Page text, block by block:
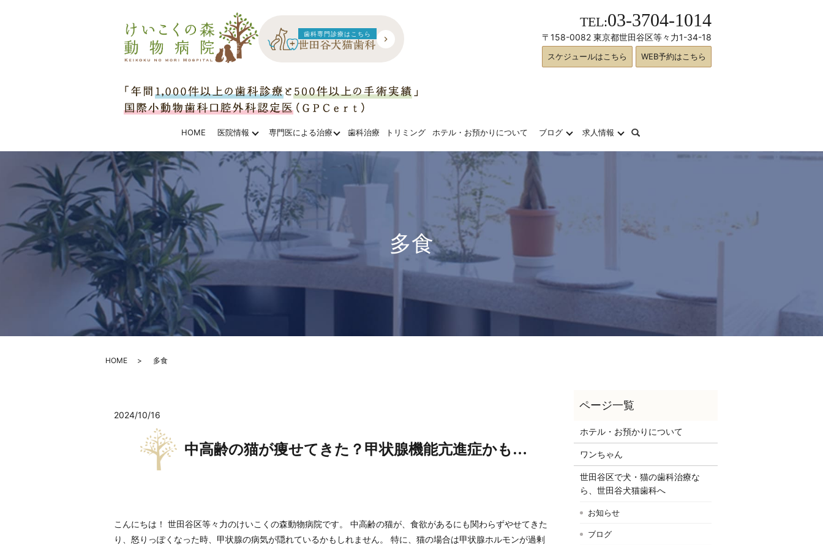
歯科専門診療はこちら
TEL:03-3704-1014
〒158-0082 東京都世田谷区等々力1-34-18
スケジュールはこちら WEB予約はこちら
HOME 医院情報 専門医による治療 歯科治療 トリミング ホテル・お預かりについて ブログ 求人情報
多食
HOME 多食
2024/10/16
中高齢の猫が痩せてきた？甲状腺機能亢進症かも…
こんにちは！ 世田谷区等々力のけいこくの森動物病院です。 中高齢の猫が、食欲があるにも関わらずやせてきた
り、怒りっぽくなった時、甲状腺の病気が隠れているかもしれません。 特に、猫の場合は甲状腺ホルモンが過剰
ホテル・お預かりについて
ワンちゃん
世田谷区で犬・猫の歯科治療な
ら、世田谷犬猫歯科へ
お知らせ
ブログ